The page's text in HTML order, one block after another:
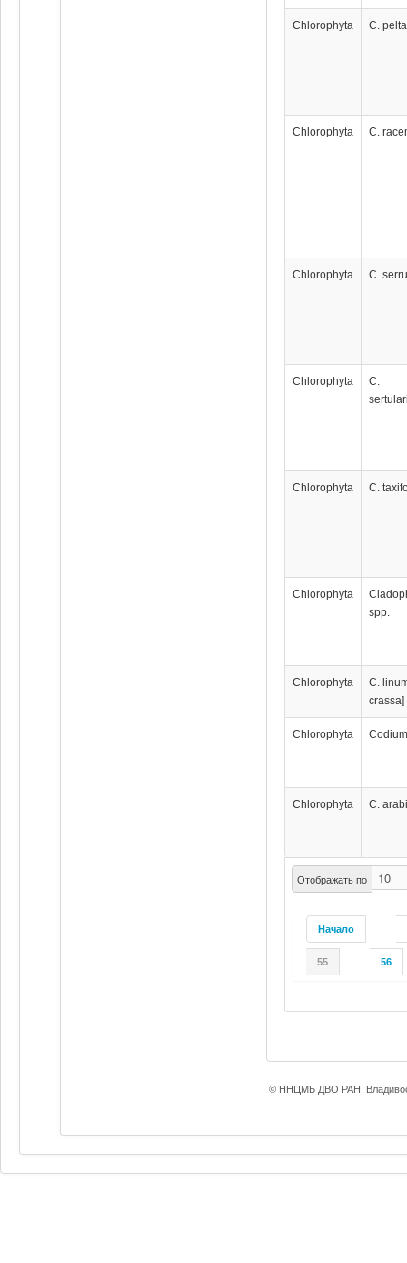
Отображать по
Начало
55 56
Chlorophyta C.
Chlorophyta C.
Chlorophyta C.
Chlorophyta
C.
Chlorophyta C.
Chlorophyta
spp.
Chlorophyta
C.
crassa]
Chlorophyta
Chlorophyta C.
© ННЦМБ ДВО РАН,